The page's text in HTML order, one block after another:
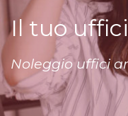
Il tuo
Noleggio uffici